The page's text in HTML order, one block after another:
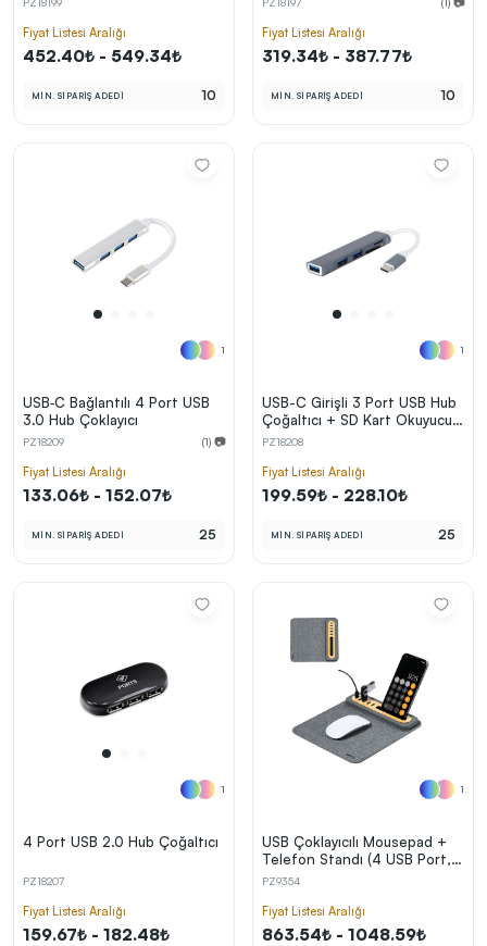
kolayca belirleyebilirsin.
Fiyat Listesi Aralığı
452.40₺ - 549.34₺
MİN. SİPARİŞ ADEDİ 10
Fiyat Listesi Aralığı
319.34₺ - 387.77₺
MİN. SİPARİŞ ADEDİ 10
1
USB‑C Bağlantılı 4 Port USB
3.0 Hub Çoklayıcı
PZ18209 (1) 📷
Fiyat Listesi Aralığı
133.06₺ - 152.07₺
MİN. SİPARİŞ ADEDİ 25
1
USB-C Girişli 3 Port USB Hub
Çoğaltıcı + SD Kart Okuyucu
(Alüminyum Gövde)
PZ18208
Fiyat Listesi Aralığı
199.59₺ - 228.10₺
MİN. SİPARİŞ ADEDİ 25
1
4 Port USB 2.0 Hub Çoğaltıcı
PZ18207
Fiyat Listesi Aralığı
159.67₺ - 182.48₺
1
USB Çoklayıcılı Mousepad +
Telefon Standı (4 USB Port,
Type-C Bağlantı, Bambu &
PZ9354
Fiyat Listesi Aralığı
863.54₺ - 1048.59₺